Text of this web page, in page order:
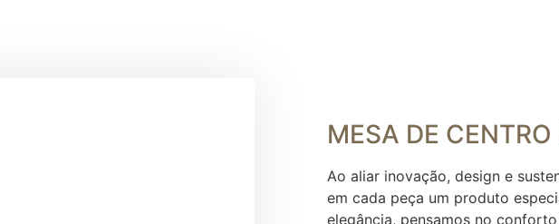
MESA DE
Ao aliar inovação, design e
em cada peça um produto
elegância, pensamos no